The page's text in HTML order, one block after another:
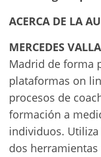
ACERCA DE LA
MERCEDES
Madrid de forma
plataformas on
procesos de
formación a
individuos.
dos